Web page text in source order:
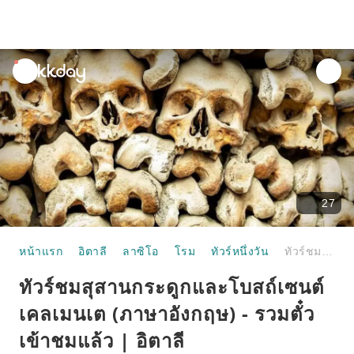
unread
notifications
27
หน้าแรก อิตาลี ลาซิโอ โรม ทัวร์หนึ่งวัน
ทัวร์ชมสุสานกระดูกและโบสถ์เซนต์
เคลเมนเต (ภาษาอังกฤษ) - รวมตั๋ว
เข้าชมแล้ว | อิตาลี